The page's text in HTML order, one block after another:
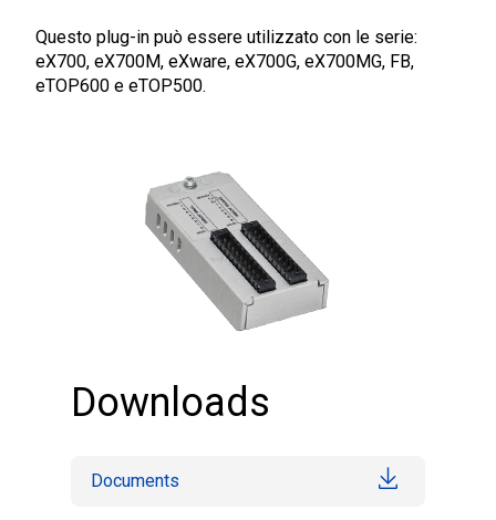
Questo plug-in può essere utilizzato con le serie:
eX700, eX700M, eXware, eX700G, eX700MG, FB,
eTOP600 e eTOP500.
Downloads
Documents